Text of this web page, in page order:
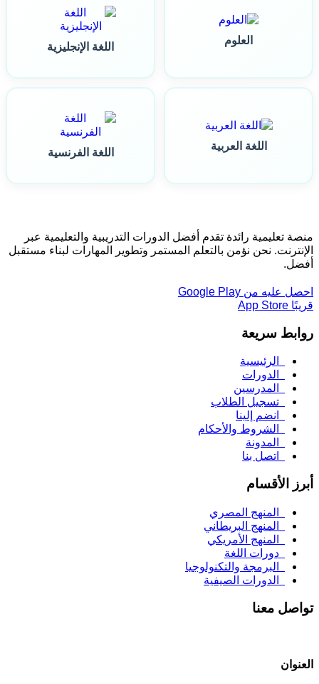
العلوم
اللغة الإنجليزية
اللغة العربية
اللغة الفرنسية
منصة تعليمية رائدة تقدم أفضل الدورات التدريبية والتعليمية عبر
الإنترنت. نحن نؤمن بالتعلم المستمر وتطوير المهارات لبناء مستقبل
أفضل.
احصل عليه من Google Play
قريبًا App Store
روابط سريعة
الرئيسية
الدورات
المدرسين
تسجيل الطلاب
انضم إلينا
الشروط والأحكام
المدونة
اتصل بنا
أبرز الأقسام
المنهج المصري
المنهج البريطاني
المنهج الأمريكي
دورات اللغة
البرمجة والتكنولوجيا
الدورات الصيفية
تواصل معنا
العنوان